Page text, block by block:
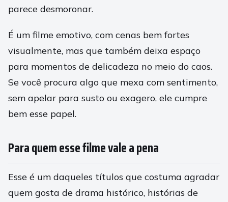
parece desmoronar.
É um filme emotivo, com cenas bem fortes
visualmente, mas que também deixa espaço
para momentos de delicadeza no meio do caos.
Se você procura algo que mexa com sentimento,
sem apelar para susto ou exagero, ele cumpre
bem esse papel.
Para quem esse filme vale a pena
Esse é um daqueles títulos que costuma agradar
quem gosta de drama histórico, histórias de